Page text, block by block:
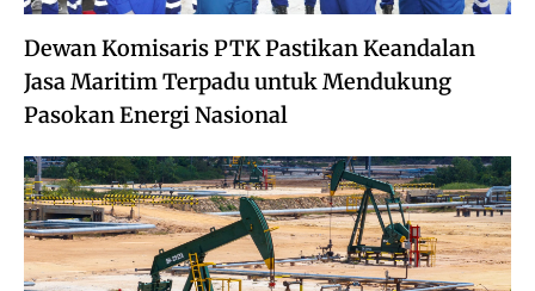
Dewan Komisaris PTK Pastikan Keandalan
Jasa Maritim Terpadu untuk Mendukung
Pasokan Energi Nasional